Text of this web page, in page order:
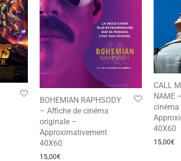
BOHEMIAN RAPHSODY
– Affiche de cinéma
originale –
Approximativement
40X60
15,00€
CALL
NAME
40X60
15,00€